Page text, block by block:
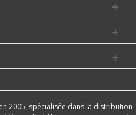
2005, spécialisée dans la distribution